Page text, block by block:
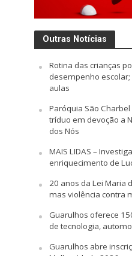
Outras Notícias
Rotina das crianças
desempenho
aulas
Paróquia São
tríduo em devoção a
dos Nós
MAIS LIDAS –
enriquecimento de
20 anos da Lei Maria
mas violência contra
Guarulhos oferece
de tecnologia,
Guarulhos abre